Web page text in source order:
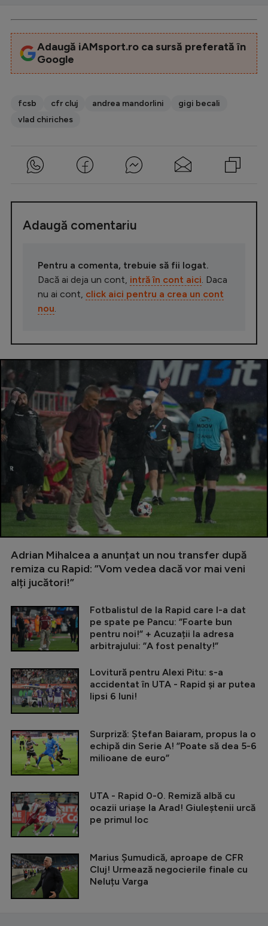
Adaugă iAMsport.ro ca sursă preferată în
Google
fcsb cfr cluj andrea mandorlini
gigi becali
vlad chiriches
Adaugă comentariu
Pentru a comenta, trebuie să fii logat.
Dacă ai deja un cont, intră în cont aici . Daca
nu ai cont, click aici pentru a crea un cont
nou
Adrian Mihalcea a anunțat un nou transfer după
remiza cu Rapid: ”Vom vedea dacă vor mai veni
alți jucători!”
Fotbalistul de la Rapid care l-a dat
pe spate pe Pancu: ”Foarte bun
pentru noi!” + Acuzații la adresa
arbitrajului: ”A fost penalty!”
Lovitură pentru Alexi Pitu: s-a
accidentat în UTA - Rapid și ar putea
lipsi 6 luni!
Surpriză: Ștefan Baiaram, propus la o
echipă din Serie A! ”Poate să dea 5-6
milioane de euro”
UTA - Rapid 0-0. Remiză albă cu
ocazii uriașe la Arad! Giuleștenii urcă
pe primul loc
Marius Șumudică, aproape de CFR
Cluj! Urmează negocierile finale cu
Neluțu Varga